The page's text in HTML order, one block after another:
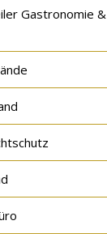
Gastronomie &